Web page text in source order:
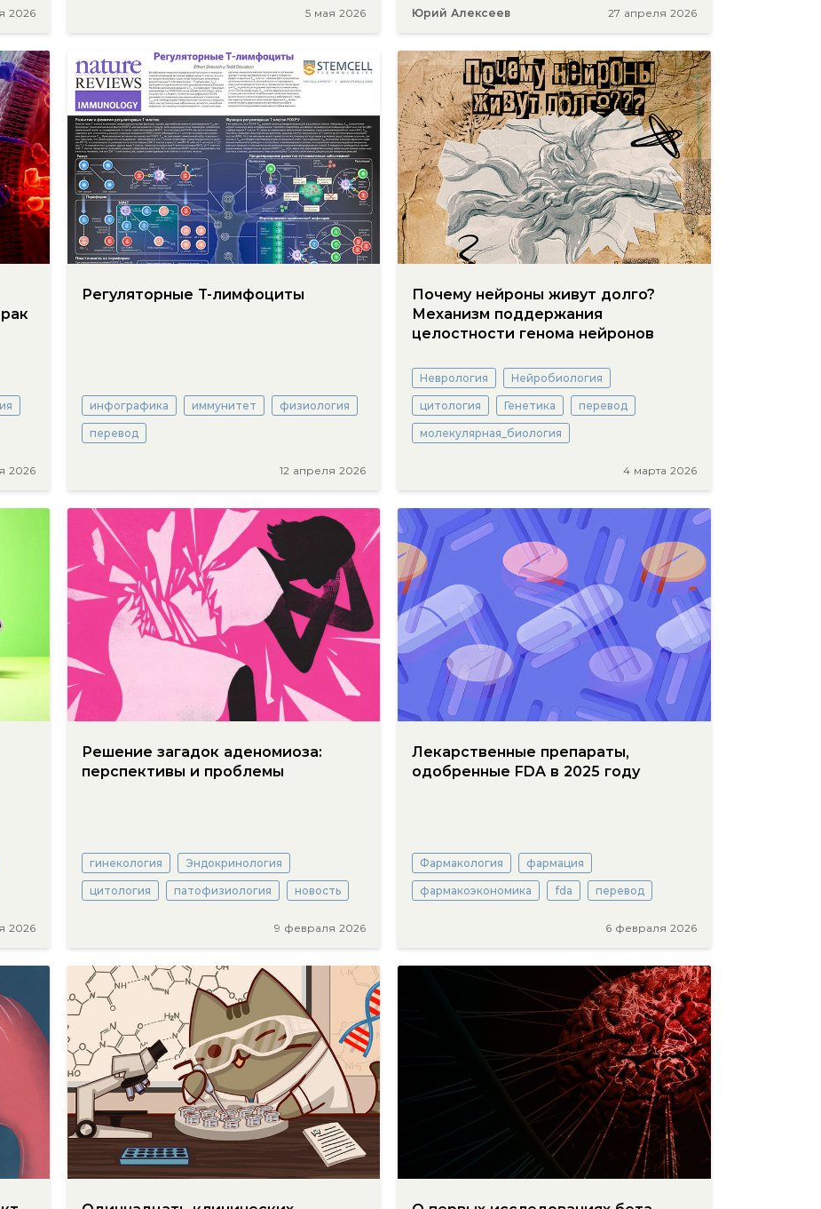
2026 5 мая 2026 Юрий Алексеев 27 апреля 2026
2026
Регуляторные Т-лимфоциты
инфографика иммунитет физиология
перевод
12 апреля 2026
Почему нейроны живут долго?
Механизм поддержания
целостности генома нейронов
Неврология Нейробиология
цитология Генетика перевод
молекулярная_биология
4 марта 2026
2026
Решение загадок аденомиоза:
перспективы и проблемы
гинекология Эндокринология
цитология патофизиология новость
9 февраля 2026
Лекарственные препараты,
одобренные FDA в 2025 году
Фармакология фармация
фармакоэкономика fda перевод
6 февраля 2026